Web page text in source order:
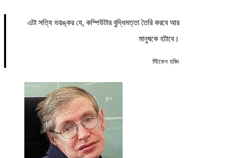
এটা সত্যি ভয়ঙ্কর যে, কম্পিউটার বুদ্ধিমত্তা তৈরি করবে আর
মানুষকে হটাবে।
স্টিফেন হকিং